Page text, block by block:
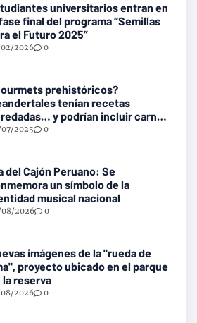
universitarios entran en
final del programa “Semillas
el Futuro 2025”
2026 0
prehistóricos?
tenían recetas
y podrían incluir carne
gusanos
2025 0
del Cajón Peruano: Se
un símbolo de la
musical nacional
2026 0
imágenes de la "rueda de
proyecto ubicado en el parque
la reserva
2026 0